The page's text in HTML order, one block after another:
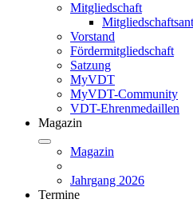
Mitgliedschaft
Vorstand
Fördermitgliedschaft
Satzung
MyVDT
MyVDT-Community
VDT-Ehrenmedaillen
Magazin
Magazin
Jahrgang 2026
Termine